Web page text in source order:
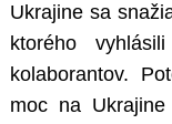
Ukrajine sa
ktorého
kolaborantov.
moc na